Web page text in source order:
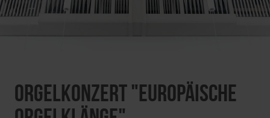
Orgelkonzert "Europäische